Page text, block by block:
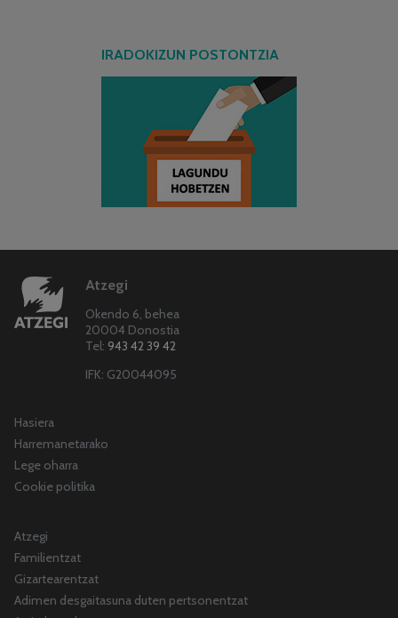
IRADOKIZUN POSTONTZIA
Atzegi
Okendo 6, behea
20004 Donostia
Tel: 943 42 39 42
IFK: G20044095
Hasiera
Harremanetarako
Lege oharra
Cookie politika
Atzegi
Familientzat
Gizartearentzat
Adimen desgaitasuna duten pertsonentzat